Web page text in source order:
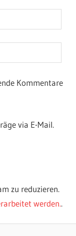
Kommentare
via E-Mail.
zu reduzieren.
werden..